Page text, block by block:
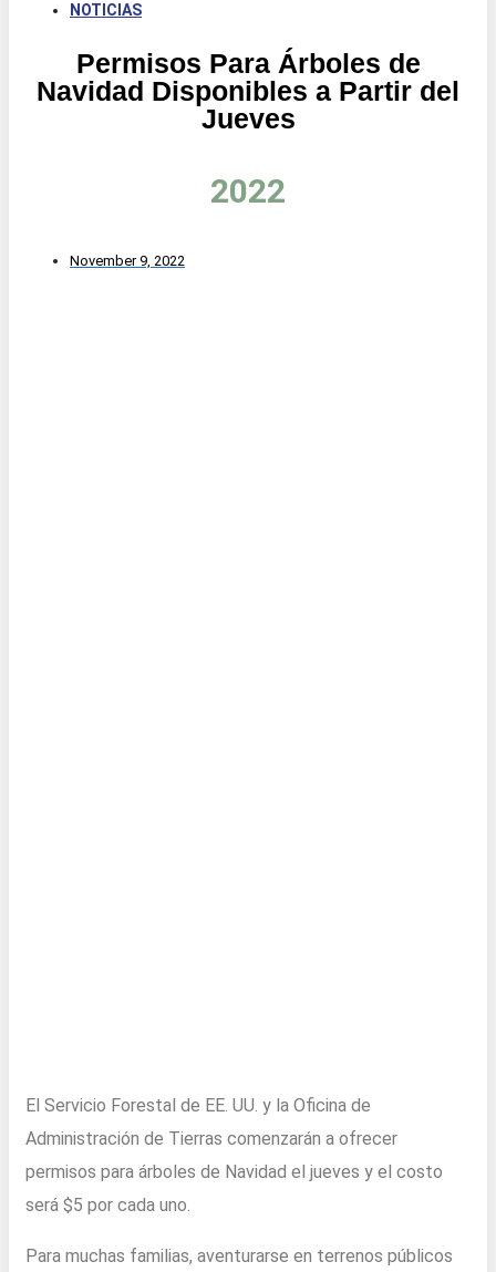
NOTICIAS
Permisos Para Árboles de
Navidad Disponibles a Partir del
Jueves
2022
November 9, 2022
El Servicio Forestal de EE. UU. y la Oficina de
Administración de Tierras comenzarán a ofrecer
permisos para árboles de Navidad el jueves y el costo
será $5 por cada uno.
Para muchas familias, aventurarse en terrenos públicos